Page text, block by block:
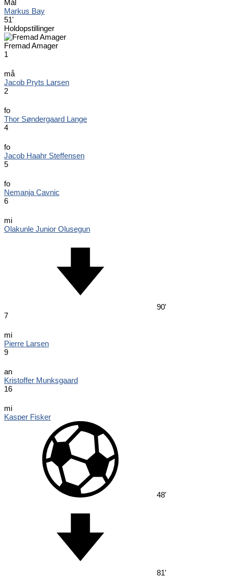
Mål
Markus Bay
51'
Holdopstillinger
Fremad Amager
1
må
Jacob Pryts Larsen
2
fo
Thor Søndergaard Lange
4
fo
Jacob Haahr Steffensen
5
fo
Nemanja Cavnic
6
mi
Olakunle Junior Olusegun
90'
7
mi
Pierre Larsen
9
an
Kristoffer Munksgaard
16
mi
Kasper Fisker
48'
81'